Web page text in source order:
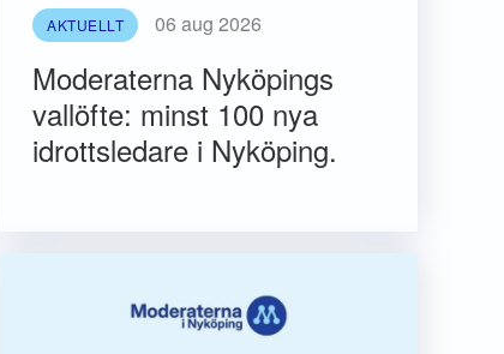
AKTUELLT 06 aug 2026
Moderaterna Nyköpings
vallöfte: minst 100 nya
idrottsledare i Nyköping.